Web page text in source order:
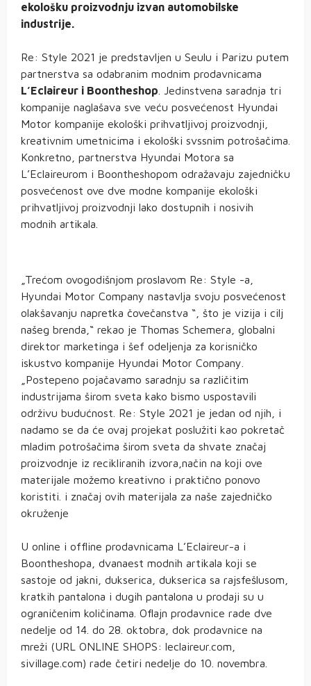
ekološku proizvodnju izvan automobilske
industrije.
Re: Style 2021 je predstavljen u Seulu i Parizu putem
partnerstva sa odabranim modnim prodavnicama
L’Eclaireur i Boontheshop . Jedinstvena saradnja tri
kompanije naglašava sve veću posvećenost Hyundai
Motor kompanije ekološki prihvatljivoj proizvodnji,
kreativnim umetnicima i ekološki svssnim potrošačima.
Konkretno, partnerstva Hyundai Motora sa
L’Eclaireurom i Boontheshopom odražavaju zajedničku
posvećenost ove dve modne kompanije ekološki
prihvatljivoj proizvodnji lako dostupnih i nosivih
modnih artikala.
„Trećom ovogodišnjom proslavom Re: Style -a,
Hyundai Motor Company nastavlja svoju posvećenost
olakšavanju napretka čovečanstva “, što je vizija i cilj
našeg brenda,“ rekao je Thomas Schemera, globalni
direktor marketinga i šef odeljenja za korisničko
iskustvo kompanije Hyundai Motor Company.
„Postepeno pojačavamo saradnju sa različitim
industrijama širom sveta kako bismo uspostavili
održivu budućnost. Re: Style 2021 je jedan od njih, i
nadamo se da će ovaj projekat poslužiti kao pokretač
mladim potrošačima širom sveta da shvate značaj
proizvodnje iz recikliranih izvora,način na koji ove
materijale možemo kreativno i praktično ponovo
koristiti. i značaj ovih materijala za naše zajedničko
okruženje
U online i offline prodavnicama L’Eclaireur-a i
Boontheshopa, dvanaest modnih artikala koji se
sastoje od jakni, dukserica, dukserica sa rajsfešlusom,
kratkih pantalona i dugih pantalona u prodaji su u
ograničenim količinama. Oflajn prodavnice rade dve
nedelje od 14. do 28. oktobra, dok prodavnice na
mreži (URL ONLINE SHOPS: leclaireur.com,
sivillage.com) rade četiri nedelje do 10. novembra.